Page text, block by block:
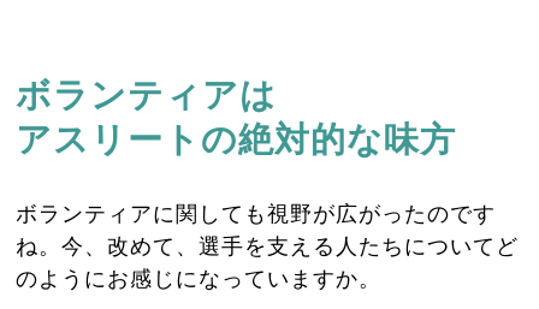
ボランティアは
アスリートの絶対的な味方
ボランティアに関しても視野が広がったのです
ね。今、改めて、選手を支える人たちについてど
のようにお感じになっていますか。